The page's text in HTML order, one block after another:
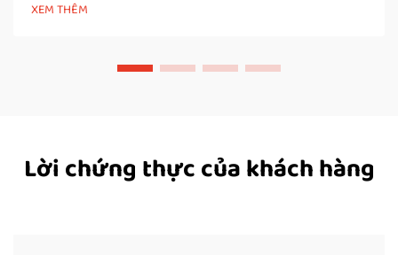
cúi người nhiều lần, xoay vặn cơ thể và...
XEM THÊM
Lời chứng thực của khách hàng